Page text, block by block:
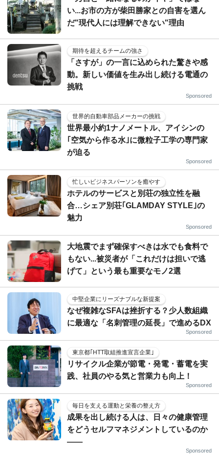
い...お市の方が柴田勝家との自害を選ん
だ"現代人には理解できない"理由
期待を超えるチームの強さ
「さすが」の一言に込められた驚きや感
動。新しい価値を生み出し続ける電通の
挑戦
Sponsored
世界的自動車部品メーカーの挑戦
世界最小約1ナノメートル、アイシンの
｢空気から作る水｣に微粒子工学の専門家
が迫る
Sponsored
忙しいビジネスパーソンを癒やす
ホテルのサービスと別荘の独立性を融
合…シェア別荘｢GLAMDAY STYLE｣の
魅力
Sponsored
大地震でまず確保すべきは水でも食料で
もない...被災者が「これだけは担いで逃
げて」という最も重要なモノ2選
中堅企業にリーズナブルな新提案
なぜ複雑なSFAは挫折する？少人数組織
に最適な「名刺管理の延長」で進めるDX
Sponsored
東京都｢HTT取組推進宣言企業｣
リサイクル企業が節電・発電・蓄電を実
践、社員のやる気と営業力も向上！
Sponsored
毎日を支える運動と栄養の整え方
成果を出し続ける人は、日々の健康管理
をどうセルフマネジメントしているのか
——
Sponsored